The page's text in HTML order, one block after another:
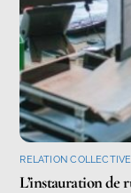
RELATION COLLECTIVE
L’instauration de